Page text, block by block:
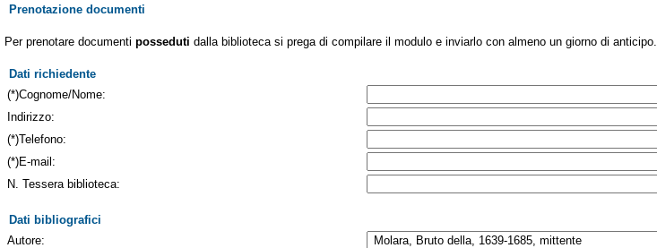
Prenotazione documenti
Per prenotare documenti posseduti dalla biblioteca si prega di compilare il modulo e inviarlo con almeno un giorno di anticipo.
Dati richiedente
(*)Cognome/Nome:
Indirizzo:
(*)Telefono:
(*)E-mail:
N. Tessera biblioteca:
Dati bibliografici
Autore: